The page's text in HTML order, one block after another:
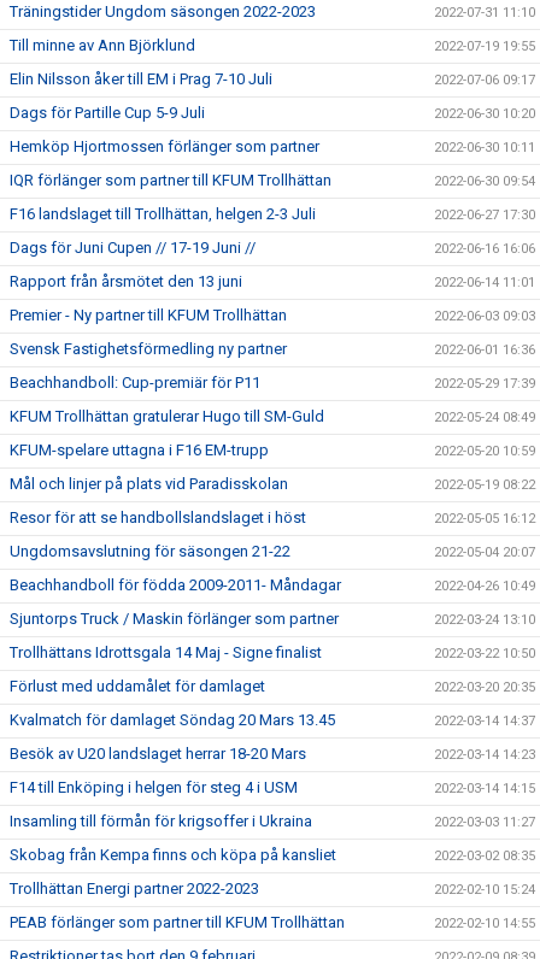
Träningstider Ungdom säsongen 2022-2023 2022-07-31 11:10
Till minne av Ann Björklund 2022-07-19 19:55
Elin Nilsson åker till EM i Prag 7-10 Juli 2022-07-06 09:17
Dags för Partille Cup 5-9 Juli 2022-06-30 10:20
Hemköp Hjortmossen förlänger som partner 2022-06-30 10:11
IQR förlänger som partner till KFUM Trollhättan 2022-06-30 09:54
F16 landslaget till Trollhättan, helgen 2-3 Juli 2022-06-27 17:30
Dags för Juni Cupen // 17-19 Juni // 2022-06-16 16:06
Rapport från årsmötet den 13 juni 2022-06-14 11:01
Premier - Ny partner till KFUM Trollhättan 2022-06-03 09:03
Svensk Fastighetsförmedling ny partner 2022-06-01 16:36
Beachhandboll: Cup-premiär för P11 2022-05-29 17:39
KFUM Trollhättan gratulerar Hugo till SM-Guld 2022-05-24 08:49
KFUM-spelare uttagna i F16 EM-trupp 2022-05-20 10:59
Mål och linjer på plats vid Paradisskolan 2022-05-19 08:22
Resor för att se handbollslandslaget i höst 2022-05-05 16:12
Ungdomsavslutning för säsongen 21-22 2022-05-04 20:07
Beachhandboll för födda 2009-2011- Måndagar 2022-04-26 10:49
Sjuntorps Truck / Maskin förlänger som partner 2022-03-24 13:10
Trollhättans Idrottsgala 14 Maj - Signe finalist 2022-03-22 10:50
Förlust med uddamålet för damlaget 2022-03-20 20:35
Kvalmatch för damlaget Söndag 20 Mars 13.45 2022-03-14 14:37
Besök av U20 landslaget herrar 18-20 Mars 2022-03-14 14:23
F14 till Enköping i helgen för steg 4 i USM 2022-03-14 14:15
Insamling till förmån för krigsoffer i Ukraina 2022-03-03 11:27
Skobag från Kempa finns och köpa på kansliet 2022-03-02 08:35
Trollhättan Energi partner 2022-2023 2022-02-10 15:24
PEAB förlänger som partner till KFUM Trollhättan 2022-02-10 14:55